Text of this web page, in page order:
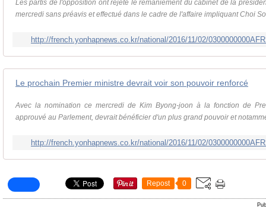
Les partis de l'opposition ont rejeté le remaniement du cabinet de la
mercredi sans préavis et effectué dans le cadre de l'affaire impliquant Choi
http://french.yonhapnews.co.kr/national/2016/11/02/
Le prochain Premier ministre devrait voir son pouvoir renforcé
Avec la nomination ce mercredi de Kim Byong-joon à la fonction de
approuvé au Parlement, devrait bénéficier d'un plus grand pouvoir et
http://french.yonhapnews.co.kr/national/2016/11/02/
Repost 0